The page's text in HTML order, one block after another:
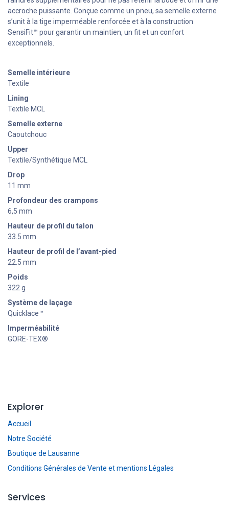
accroche puissante. Conçue comme un pneu, sa semelle externe
s’unit à la tige imperméable renforcée et à la construction
SensiFit™ pour garantir un maintien, un fit et un confort
exceptionnels.
Semelle intérieure
Textile
Lining
Textile MCL
Semelle externe
Caoutchouc
Upper
Textile/Synthétique MCL
Drop
11 mm
Profondeur des crampons
6,5 mm
Hauteur de profil du talon
33.5 mm
Hauteur de profil de l’avant-pied
22.5 mm
Poids
322 g
Système de laçage
Quicklace™
Imperméabilité
GORE-TEX®
Explorer
Accueil
Notre Société
Boutique de Lausanne
Conditions Générales de Vente et mentions Légales
Services